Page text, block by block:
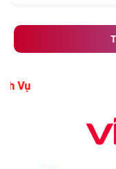
Dịch Vụ